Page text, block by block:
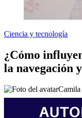
Ciencia y tecnología
¿Cómo
la navegación
Camila